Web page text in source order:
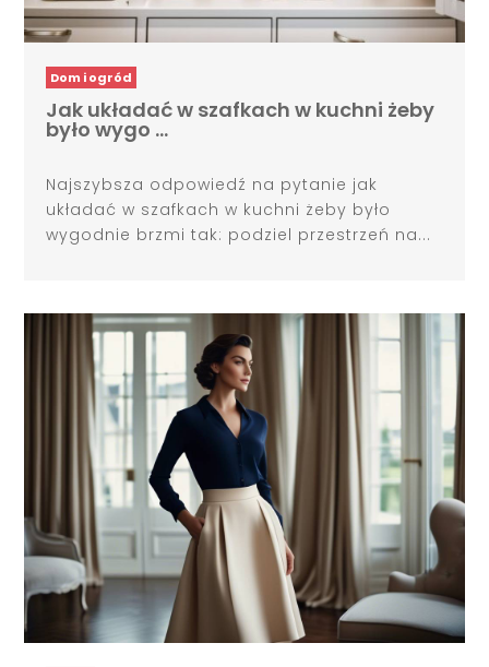
Dom i ogród
Jak układać w szafkach w kuchni żeby
było wygo …
Najszybsza odpowiedź na pytanie jak
układać w szafkach w kuchni żeby było
wygodnie brzmi tak: podziel przestrzeń na...